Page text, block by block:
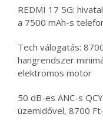
REDMI 17 5G:
a 7500 mAh-s
Tech válogatás:
hangrendszer
elektromos motor
50 dB-es ANC-s
üzemidővel, 8700